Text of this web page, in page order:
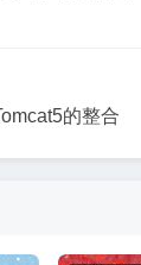
的整合